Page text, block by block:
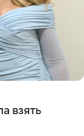
взять